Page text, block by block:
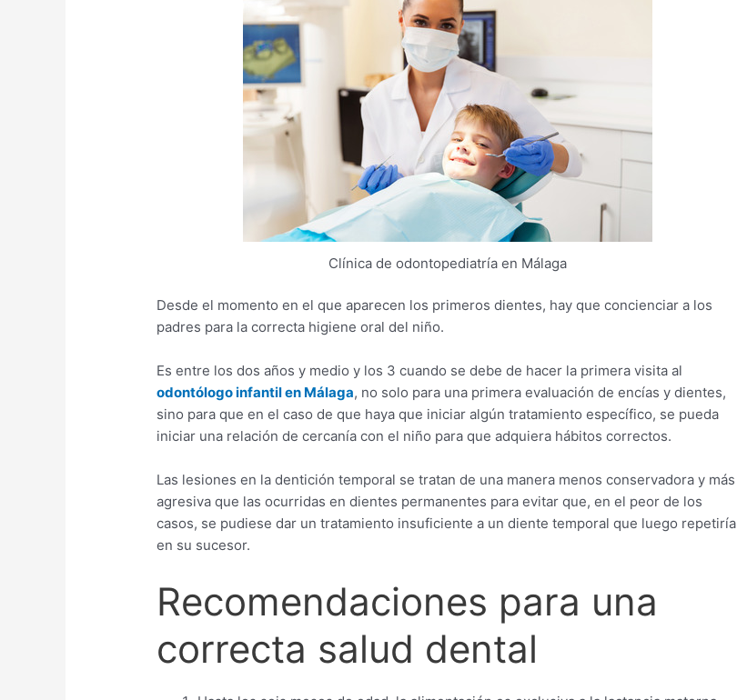
Clínica de odontopediatría en Málaga
Desde el momento en el que aparecen los primeros dientes, hay que concienciar a los
padres para la correcta higiene oral del niño.
Es entre los dos años y medio y los 3 cuando se debe de hacer la primera visita al
odontólogo infantil en Málaga, no solo para una primera evaluación de encías y dientes,
sino para que en el caso de que haya que iniciar algún tratamiento específico, se pueda
iniciar una relación de cercanía con el niño para que adquiera hábitos correctos.
Las lesiones en la dentición temporal se tratan de una manera menos conservadora y más
agresiva que las ocurridas en dientes permanentes para evitar que, en el peor de los
casos, se pudiese dar un tratamiento insuficiente a un diente temporal que luego repetiría
en su sucesor.
Recomendaciones para una
correcta salud dental